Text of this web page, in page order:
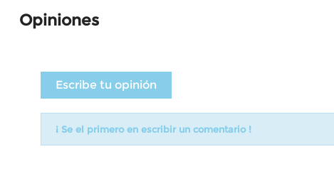
Opiniones
Escribe tu opinión
¡ Se el primero en escribir un comentario !